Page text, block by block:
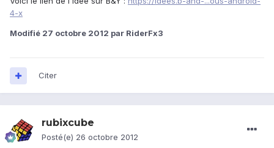
4-x
Modifié 27 octobre 2012 par RiderFx3
Citer
rubixcube
Posté(e) 26 octobre 2012